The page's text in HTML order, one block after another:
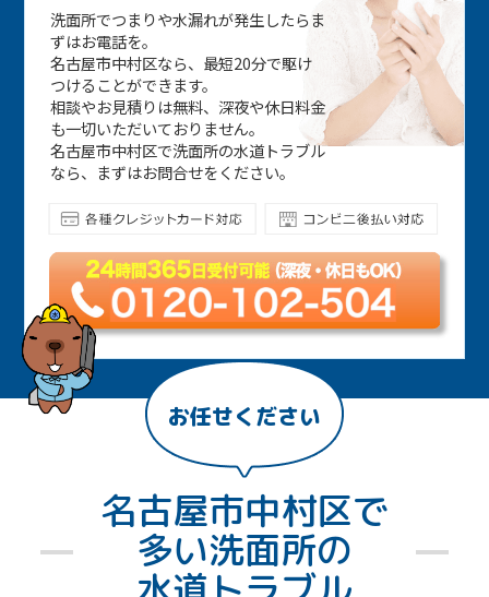
洗面所でつまりや水漏れが発生したらま
ずはお電話を。
名古屋市中村区なら、最短20分で駆け
つけることができます。
相談やお見積りは無料、深夜や休日料金
も一切いただいておりません。
名古屋市中村区で洗面所の水道トラブル
なら、まずはお問合せをください。
お任せください
名古屋市中村区で
多い洗面所の